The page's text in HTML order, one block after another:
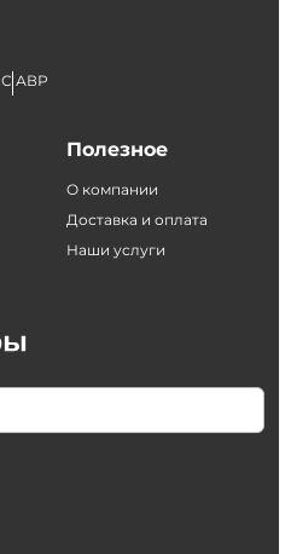
С АВР
Полезное
О компании
Доставка и оплата
Наши услуги